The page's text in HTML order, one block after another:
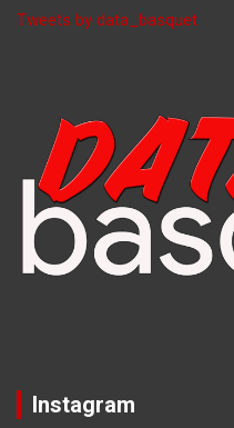
Tweets by data_basquet
Instagram